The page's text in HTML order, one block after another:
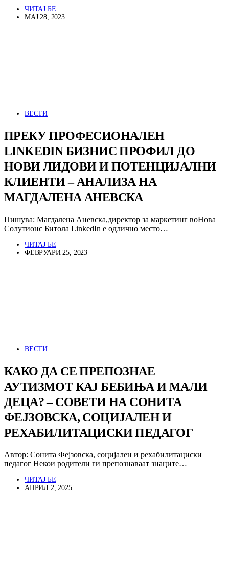
ЧИТАЈ БЕ
МАЈ 28, 2023
ВЕСТИ
ПРЕКУ ПРОФЕСИОНАЛЕН
LINKEDIN БИЗНИС ПРОФИЛ ДО
НОВИ ЛИДОВИ И ПОТЕНЦИЈАЛНИ
КЛИЕНТИ – АНАЛИЗА НА
МАГДАЛЕНА АНЕВСКА
Пишува: Магдалена Аневска,директор за маркетинг воНова
Солутионс Битола LinkedIn е одлично место…
ЧИТАЈ БЕ
ФЕВРУАРИ 25, 2023
ВЕСТИ
КАКО ДА СЕ ПРЕПОЗНАЕ
АУТИЗМОТ КАЈ БЕБИЊА И МАЛИ
ДЕЦА? – СОВЕТИ НА СОНИТА
ФЕЈЗОВСКА, СОЦИЈАЛЕН И
РЕХАБИЛИТАЦИСКИ ПЕДАГОГ
Автор: Сонита Фејзовска, социјален и рехабилитациски
педагог Некои родители ги препознаваат знаците…
ЧИТАЈ БЕ
АПРИЛ 2, 2025